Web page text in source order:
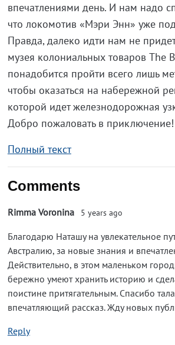
впечатлениями день. И нам надо
что локомотив «Мэри Энн» уже
Правда, далеко идти нам не
музея колониальных товаров The
понадобится пройти всего лишь
чтобы оказаться на набережной
которой идет железнодорожная
Добро пожаловать в приключение!
Полный текст
Comments
Rimma Voronina 5 years ago
Благодарю Наташу на увлекательное
Австралию, за новые знания и
Действительно, в этом маленьком
бережно умеют хранить историю и
поистине притягательным. Спасибо
впечатляющий рассказ. Жду новых
Reply